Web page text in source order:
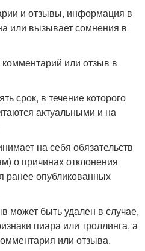
и отзывы, информация в
или вызывает сомнения в
или отзыв в
срок, в течение которого
актуальными и на
на себя обязательств
о причинах отклонения
ранее опубликованных
может быть удален в случае,
пиара или троллинга, а
или отзыва.